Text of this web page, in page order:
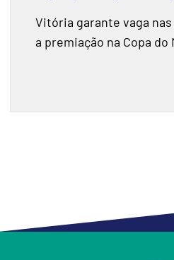
Vitória garante vaga
a premiação na Copa do